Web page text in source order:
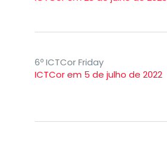
6º ICTCor Friday
ICTCor em 5 de julho de 2022